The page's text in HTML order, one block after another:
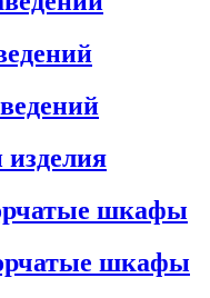
шкафы
шкафы